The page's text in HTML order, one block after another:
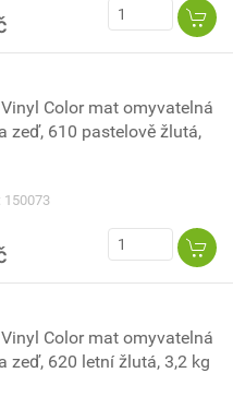
Vinyl Color mat omyvatelná
zeď, 610 pastelově žlutá,
150073
Vinyl Color mat omyvatelná
zeď, 620 letní žlutá, 3,2 kg